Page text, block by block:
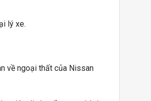
lý xe.
về ngoại thất của Nissan